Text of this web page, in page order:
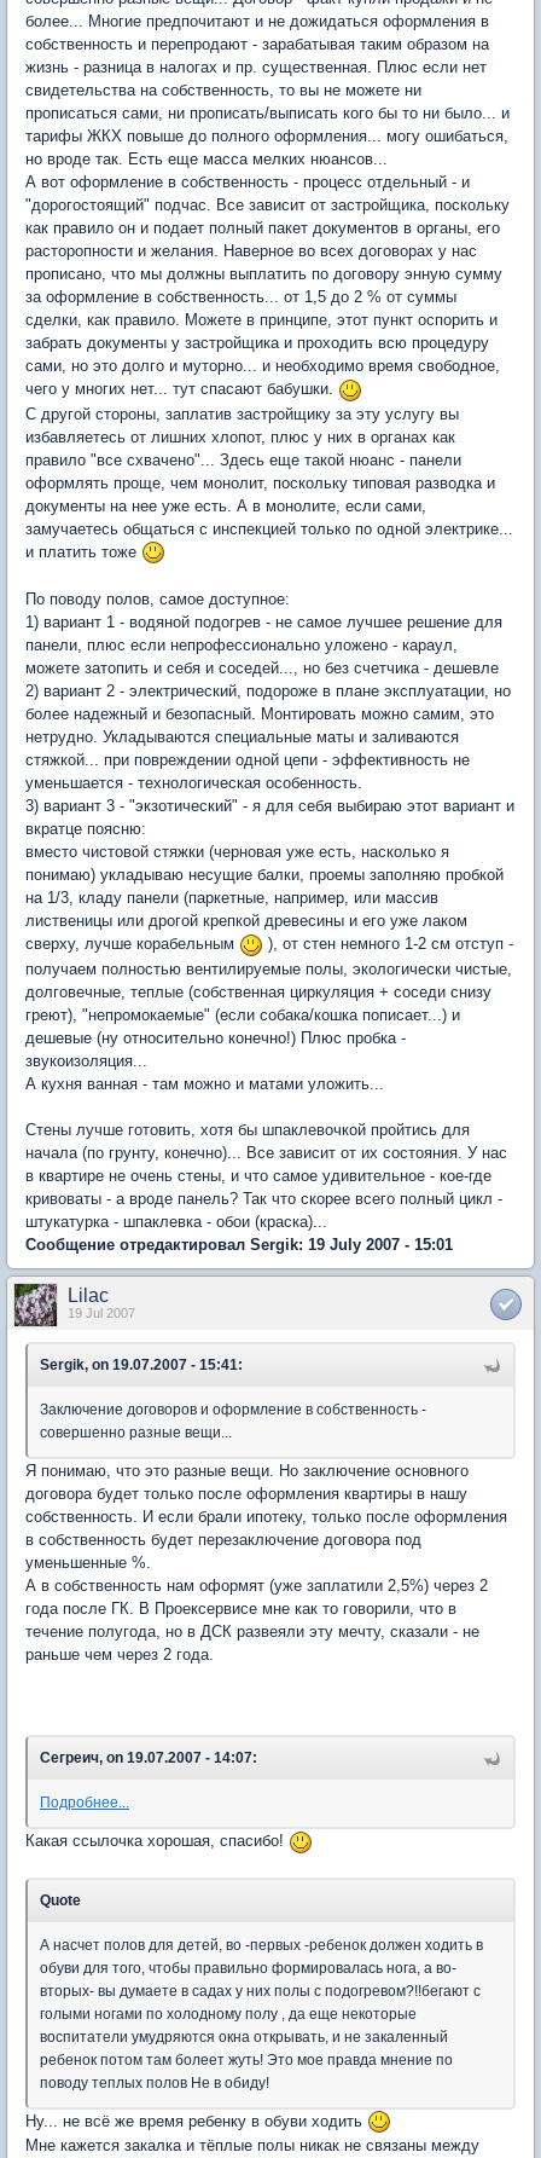
более... Многие предпочитают и не дожидаться оформления в
собственность и перепродают - зарабатывая таким образом на
жизнь - разница в налогах и пр. существенная. Плюс если нет
свидетельства на собственность, то вы не можете ни
прописаться сами, ни прописать/выписать кого бы то ни было... и
тарифы ЖКХ повыше до полного оформления... могу ошибаться,
но вроде так. Есть еще масса мелких нюансов...
А вот оформление в собственность - процесс отдельный - и
"дорогостоящий" подчас. Все зависит от застройщика, поскольку
как правило он и подает полный пакет документов в органы, его
расторопности и желания. Наверное во всех договорах у нас
прописано, что мы должны выплатить по договору энную сумму
за оформление в собственность... от 1,5 до 2 % от суммы
сделки, как правило. Можете в принципе, этот пункт оспорить и
забрать документы у застройщика и проходить всю процедуру
сами, но это долго и муторно... и необходимо время свободное,
чего у многих нет... тут спасают бабушки.
С другой стороны, заплатив застройщику за эту услугу вы
избавляетесь от лишних хлопот, плюс у них в органах как
правило "все схвачено"... Здесь еще такой нюанс - панели
оформлять проще, чем монолит, поскольку типовая разводка и
документы на нее уже есть. А в монолите, если сами,
замучаетесь общаться с инспекцией только по одной электрике...
и платить тоже
По поводу полов, самое доступное:
1) вариант 1 - водяной подогрев - не самое лучшее решение для
панели, плюс если непрофессионально уложено - караул,
можете затопить и себя и соседей..., но без счетчика - дешевле
2) вариант 2 - электрический, подороже в плане эксплуатации, но
более надежный и безопасный. Монтировать можно самим, это
нетрудно. Укладываются специальные маты и заливаются
стяжкой... при повреждении одной цепи - эффективность не
уменьшается - технологическая особенность.
3) вариант 3 - "экзотический" - я для себя выбираю этот вариант и
вкратце поясню:
вместо чистовой стяжки (черновая уже есть, насколько я
понимаю) укладываю несущие балки, проемы заполняю пробкой
на 1/3, кладу панели (паркетные, например, или массив
лиственицы или дрогой крепкой древесины и его уже лаком
сверху, лучше корабельным
), от стен немного 1-2 см отступ -
получаем полностью вентилируемые полы, экологически чистые,
долговечные, теплые (собственная циркуляция + соседи снизу
греют), "непромокаемые" (если собака/кошка пописает...) и
дешевые (ну относительно конечно!) Плюс пробка -
звукоизоляция...
А кухня ванная - там можно и матами уложить...
Стены лучше готовить, хотя бы шпаклевочкой пройтись для
начала (по грунту, конечно)... Все зависит от их состояния. У нас
в квартире не очень стены, и что самое удивительное - кое-где
кривоваты - а вроде панель? Так что скорее всего полный цикл -
штукатурка - шпаклевка - обои (краска)...
Сообщение отредактировал Sergik: 19 July 2007 - 15:01
Lilac
19 Jul 2007
Sergik, on 19.07.2007 - 15:41:
Заключение договоров и оформление в собственность -
совершенно разные вещи...
Я понимаю, что это разные вещи. Но заключение основного
договора будет только после оформления квартиры в нашу
собственность. И если брали ипотеку, только после оформления
в собственность будет перезаключение договора под
уменьшенные %.
А в собственность нам оформят (уже заплатили 2,5%) через 2
года после ГК. В Проексервисе мне как то говорили, что в
течение полугода, но в ДСК развеяли эту мечту, сказали - не
раньше чем через 2 года.
Сегреич, on 19.07.2007 - 14:07:
Подробнее...
Какая ссылочка хорошая, спасибо!
Quote
А насчет полов для детей, во -первых -ребенок должен ходить в
обуви для того, чтобы правильно формировалась нога, а во-
вторых- вы думаете в садах у них полы с подогревом?!!бегают с
голыми ногами по холодному полу , да еще некоторые
воспитатели умудряются окна открывать, и не закаленный
ребенок потом там болеет жуть! Это мое правда мнение по
поводу теплых полов Не в обиду!
Ну... не всё же время ребенку в обуви ходить
Мне кажется закалка и тёплые полы никак не связаны между